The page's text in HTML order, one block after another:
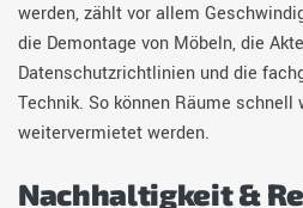
werden, zählt vor allem
die Demontage von Möbeln, die
Datenschutzrichtlinien und die
Technik. So können Räume schnell
weitervermietet werden.
Nachhaltigkeit &